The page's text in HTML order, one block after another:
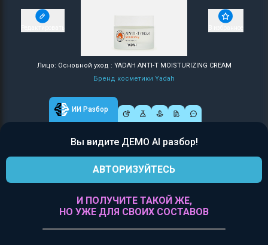
Лицо: Основной уход : YADAH ANTI-T MOISTURIZING CREAM
Бренд косметики Yadah
ИИ Разбор
Вы видите ДЕМО AI разбор!
АВТОРИЗУЙТЕСЬ
И ПОЛУЧИТЕ ТАКОЙ ЖЕ,
НО УЖЕ ДЛЯ СВОИХ СОСТАВОВ